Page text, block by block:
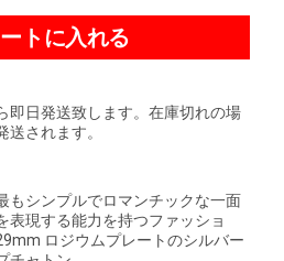
トに入れる
即日発送致します。在庫切れの場
されます。
もシンプルでロマンチックな一面
表現する能力を持つファッショ
ロジウムプレートのシルバー